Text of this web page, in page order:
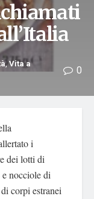
,Vita a
0
i
dei lotti di
nocciole di
corpi estranei